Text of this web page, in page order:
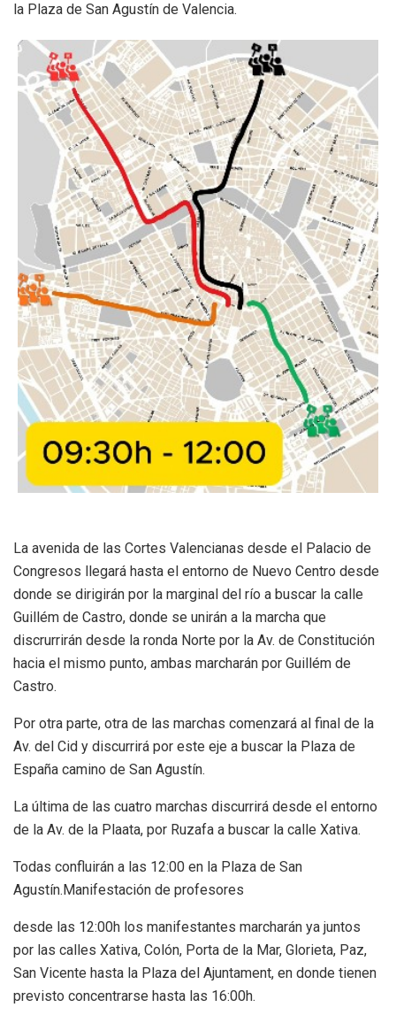
la Plaza de San Agustín de Valencia.
La avenida de las Cortes Valencianas desde el Palacio de
Congresos llegará hasta el entorno de Nuevo Centro desde
donde se dirigirán por la marginal del río a buscar la calle
Guillém de Castro, donde se unirán a la marcha que
discrurrirán desde la ronda Norte por la Av. de Constitución
hacia el mismo punto, ambas marcharán por Guillém de
Castro.
Por otra parte, otra de las marchas comenzará al final de la
Av. del Cid y discurrirá por este eje a buscar la Plaza de
España camino de San Agustín.
La última de las cuatro marchas discurrirá desde el entorno
de la Av. de la Plaata, por Ruzafa a buscar la calle Xativa.
Todas confluirán a las 12:00 en la Plaza de San
Agustín.Manifestación de profesores
desde las 12:00h los manifestantes marcharán ya juntos
por las calles Xativa, Colón, Porta de la Mar, Glorieta, Paz,
San Vicente hasta la Plaza del Ajuntament, en donde tienen
previsto concentrarse hasta las 16:00h.